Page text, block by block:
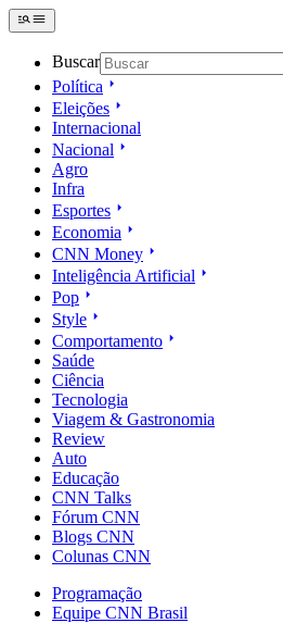
Buscar
Política
Eleições
Internacional
Nacional
Agro
Infra
Esportes
Economia
CNN Money
Inteligência Artificial
Pop
Style
Comportamento
Saúde
Ciência
Tecnologia
Viagem & Gastronomia
Review
Auto
Educação
CNN Talks
Fórum CNN
Blogs CNN
Colunas CNN
Programação
Equipe CNN Brasil